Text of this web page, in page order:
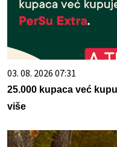
03. 08. 2026 07:31
25.000 kupaca već
više